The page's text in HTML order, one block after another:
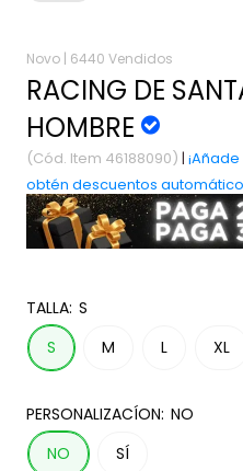
Novo | 6440 Vendidos
RACING DE
HOMBRE
(Cód. Item 46188090) |
obtén descuentos
TALLA: S
S
M L XL
PERSONALIZACÍON: NO
NO
SÍ